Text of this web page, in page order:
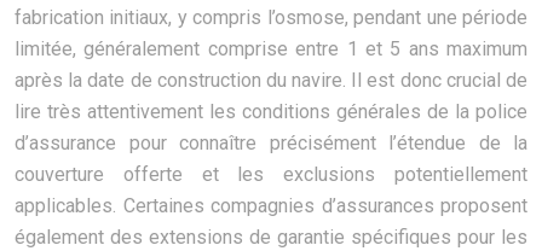
fabrication initiaux, y compris l’osmose, pendant une période
limitée, généralement comprise entre 1 et 5 ans maximum
après la date de construction du navire. Il est donc crucial de
lire très attentivement les conditions générales de la police
d’assurance pour connaître précisément l’étendue de la
couverture offerte et les exclusions potentiellement
applicables. Certaines compagnies d’assurances proposent
également des extensions de garantie spécifiques pour les